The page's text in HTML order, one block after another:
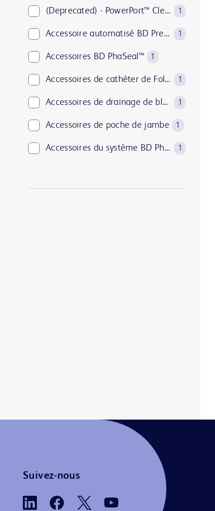
BD Pyxis™ 18
BD Rowa™ 1
BD SurePath™ 1
BD Synapsys™ 1
BD Vacutainer® 1
BD Viper™ 1
EnCor™ 1
(Deprecated) - PowerPort™ ClearVUE™ Slim Implantable Port 1
Accessoire automatisé BD PrepMate™ 1
Accessoires BD PhaSeal™ 1
Accessoires de cathéter de Foley 1
Accessoires de drainage de blessure 1
Accessoires de poche de jambe 1
Accessoires du système BD Phoenix™ 1
Aiguilles Jamshidi™ à poignée en T
Aiguilles d’aspiration de moelle osseuse sternale iliaque Illinois
Aiguilles d’aspiration et biopsie de moelle osseuse Jamshidi™ originales
Suivez-nous